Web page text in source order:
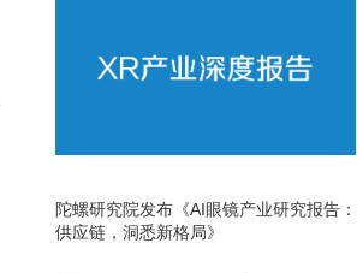
陀螺研究院发布《AI眼镜产业研究报告
供应链，洞悉新格局》